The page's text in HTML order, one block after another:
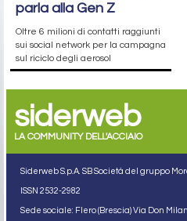
parla alla Gen Z
Oltre 6 milioni di contatti raggiunti
sui social network per la campagna
sul riciclo degli aerosol
siderweb
LA COMMUNITY DELL'ACCIAIO
Siderweb S.p.A. SB Società del gruppo
ISSN 2532-2982
Sede sociale: Flero (Brescia) Via Don